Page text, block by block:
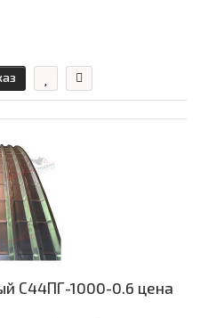
С44ПГ-1000-0.6 цена